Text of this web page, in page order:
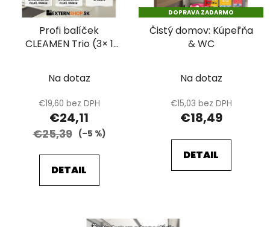
Profi balíček
CLEAMEN Trio (3× 1
Na dotaz
€19,60 bez DPH
€24,11
€25,39 (–5 %)
DETAIL
DOPRAVA ZADARMO
Čistý domov: Kúpeľňa
& WC
Na dotaz
€15,03 bez DPH
€18,49
DETAIL